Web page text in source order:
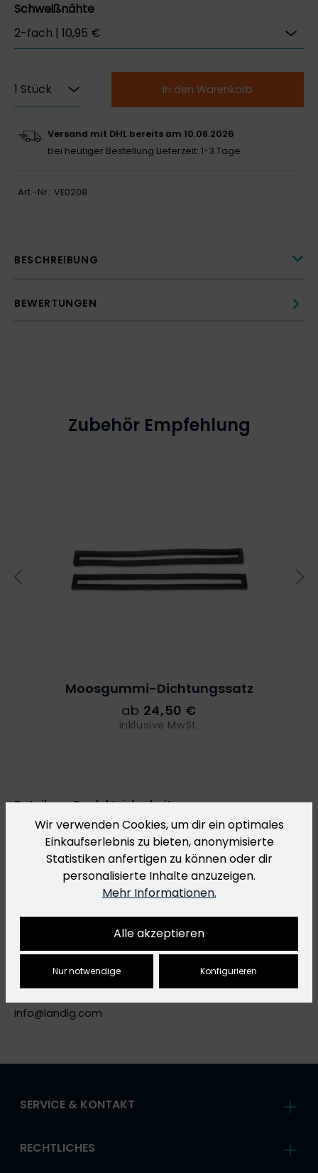
Schweißnähte
In den Warenkorb
Versand mit DHL bereits am 10.08.2026
bei heutiger Bestellung Lieferzeit: 1-3 Tage
Art.-Nr.: VE0208
BESCHREIBUNG
BEWERTUNGEN
Zubehör Empfehlung
Moosgummi-Dichtungssatz
ab 24,50 €
inklusive MwSt.
Details zur Produktsicherheit
Im Rahmen der Verordnung über die Produktsicherheit
2023/988 (General Product Safety Regulation – GPSR)
stellen wir hiermit Informationen über den
verantwortlichen Wirtschaftsakteur bereit. Dieser ist für
die Einhaltung der EU-Vorschriften zu unseren Produkten
Landig + Lava GmbH & Co. KG
Mackstraße 90
info@landig.com
SERVICE & KONTAKT
RECHTLICHES
Wir verwenden Cookies, um dir ein optimales
Einkaufserlebnis zu bieten, anonymisierte
Statistiken anfertigen zu können oder dir
personalisierte Inhalte anzuzeigen.
Mehr Informationen.
Alle akzeptieren
Nur notwendige Konfigurieren